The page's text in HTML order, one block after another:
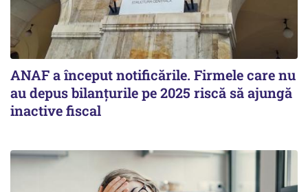
ANAF a început notificările. Firmele care nu
au depus bilanțurile pe 2025 riscă să ajungă
inactive fiscal